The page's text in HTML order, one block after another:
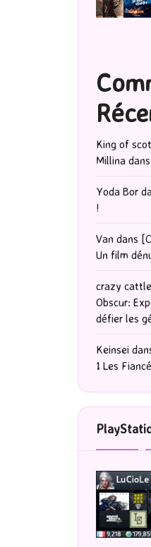
King of
Millinadans
Yoda Bor
!
Van dans
Un film
crazy
Obscur:
défier les
Keinsei
1 Les